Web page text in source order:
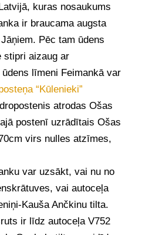
kuras nosaukums
ir braucama augsta
Pēc tam ūdens
stipri aizaug ar
līmeni Feimankā var
“Kūlenieki”
atrodas Ošas
postenī uzrādītais Ošas
virs nulles atzīmes,
var uzsākt, vai nu no
vai autoceļa
Kauša Ančkinu tilta.
ir līdz autoceļa V752